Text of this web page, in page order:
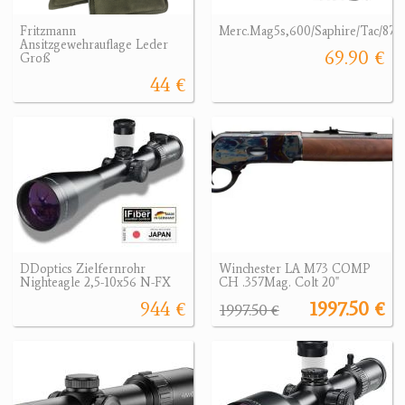
Fritzmann
Ansitzgewehrauflage Leder
Groß
44 €
Merc.Mag5s,600/Saphire/Tac/
69.90 €
DDoptics Zielfernrohr
Nighteagle 2,5-10x56 N-FX
944 €
Winchester LA M73 COMP
CH .357Mag. Colt 20"
1997.50 €
1997.50 €